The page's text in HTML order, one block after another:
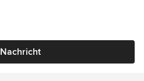
Nachricht